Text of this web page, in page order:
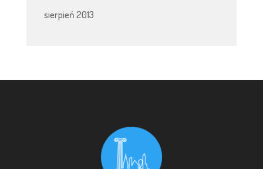
sierpień 2013